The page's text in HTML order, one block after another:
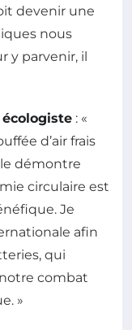
devenir une
nous
y parvenir, il
écologiste : «
d’air frais
démontre
circulaire est
Je
afin
qui
combat
»